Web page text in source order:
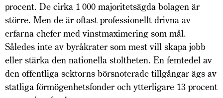
procent. De cirka 1 000 majoritetsägda bolagen är
större. Men de är oftast professionellt drivna av
erfarna chefer med vinstmaximering som mål.
Således inte av byråkrater som mest vill skapa jobb
eller stärka den nationella stoltheten. En femtedel av
den offentliga sektorns börsnoterade tillgångar ägs av
statliga förmögenhetsfonder och ytterligare 13 procent